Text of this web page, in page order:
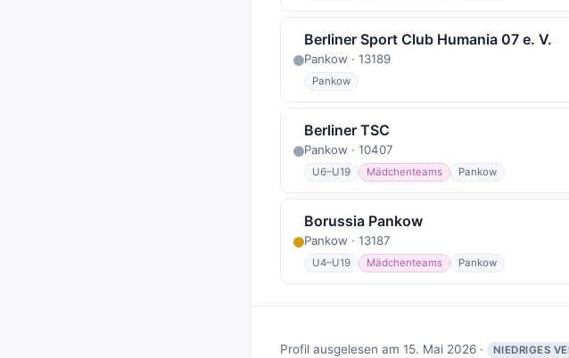
Berliner Sport Club Humania 07 e. V.
Pankow · 13189
Pankow
Berliner TSC
Pankow · 10407
U6–U19 Mädchenteams Pankow
Borussia Pankow
Pankow · 13187
U4–U19 Mädchenteams Pankow
Profil ausgelesen am 15. Mai 2026 · NIEDRIGES